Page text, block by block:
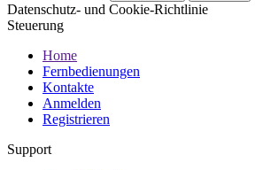
Datenschutz- und Cookie-Richtlinie
Steuerung
Home
Fernbedienungen
Kontakte
Anmelden
Registrieren
Support